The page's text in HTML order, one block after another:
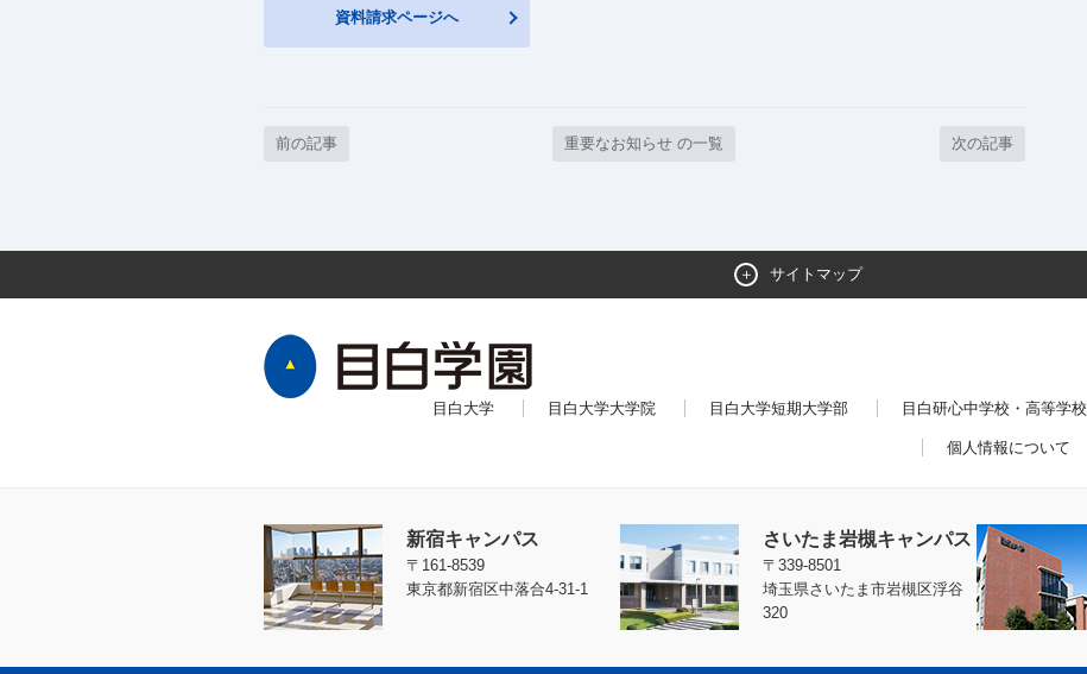
資料請求ページへ
前の記事 重要なお知らせ の一覧 次の記事
サイトマップ
目白大学 目白大学大学院 目白大学短期大学部 目白研心中学校・高等学校
個人情報について
新宿キャンパス
〒161-8539
東京都新宿区中落合4-31-1
さいたま岩槻キャンパス
〒339-8501
埼玉県さいたま市岩槻区浮谷
320